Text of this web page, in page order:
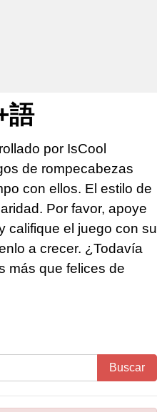
語
por IsCool
de rompecabezas
con ellos. El estilo de
Por favor, apoye
califique el juego con su
a crecer. ¿Todavía
más que felices de
Buscar